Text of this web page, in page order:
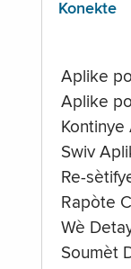
Konekte
Aplike
Aplike
Kontinye
Swiv
Re-
Rapòte
Wè
Soumèt